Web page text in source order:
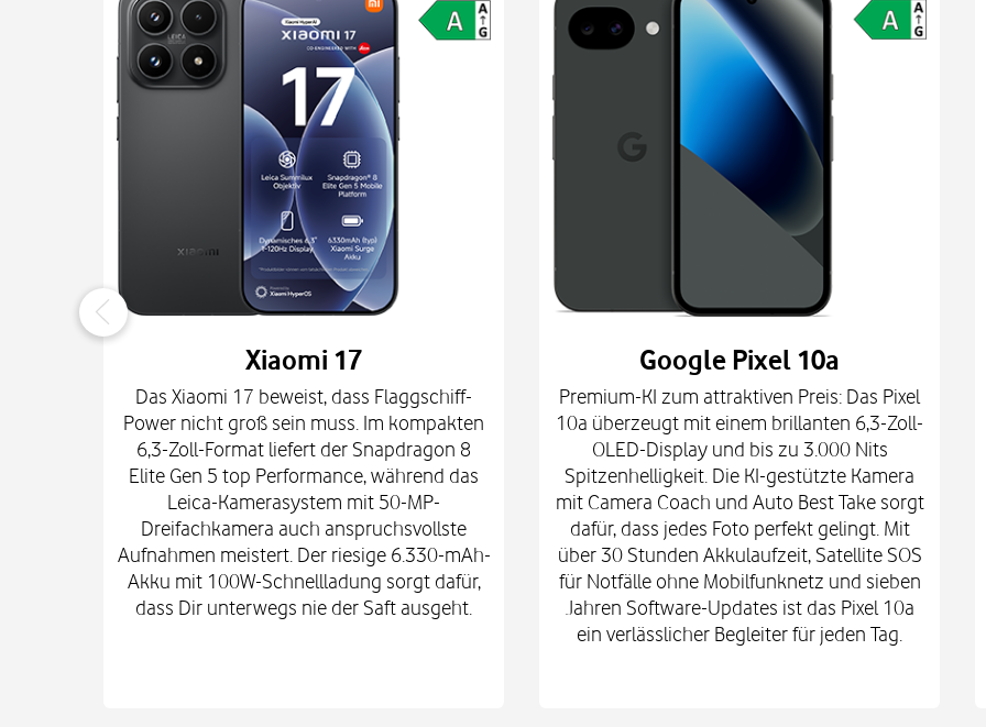
Xiaomi 17
Das Xiaomi 17 beweist, dass Flaggschiff-
Power nicht groß sein muss. Im kompakten
6,3-Zoll-Format liefert der Snapdragon 8
Elite Gen 5 top Performance, während das
Leica-Kamerasystem mit 50-MP-
Dreifachkamera auch anspruchsvollste
Aufnahmen meistert. Der riesige 6.330-mAh-
Akku mit 100W-Schnellladung sorgt dafür,
dass Dir unterwegs nie der Saft ausgeht.
Google Pixel 10a
Premium-KI zum attraktiven Preis: Das Pixel
10a überzeugt mit einem brillanten 6,3-Zoll-
OLED-Display und bis zu 3.000 Nits
Spitzenhelligkeit. Die KI-gestützte Kamera
mit Camera Coach und Auto Best Take sorgt
dafür, dass jedes Foto perfekt gelingt. Mit
über 30 Stunden Akkulaufzeit, Satellite SOS
für Notfälle ohne Mobilfunknetz und sieben
Jahren Software-Updates ist das Pixel 10a
ein verlässlicher Begleiter für jeden Tag.